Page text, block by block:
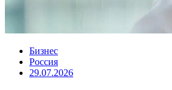
Бизнес
Россия
29.07.2026